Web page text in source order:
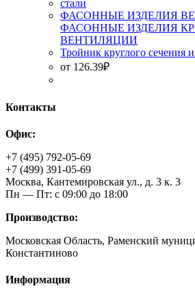
ФАСОННЫЕ ИЗДЕЛИЯ
ФАСОННЫЕ ИЗДЕЛИЯ
ВЕНТИЛЯЦИИ
Тройник круглого сечения
от 126.39₽
Контакты
Офис:
+7 (495) 792-05-69
+7 (499) 391-05-69
Москва, Кантемировская ул., д. 3 к. 3
Пн — Пт: с 09:00 до 18:00
Производство:
Московская Область, Раменский
Константиново
Информация